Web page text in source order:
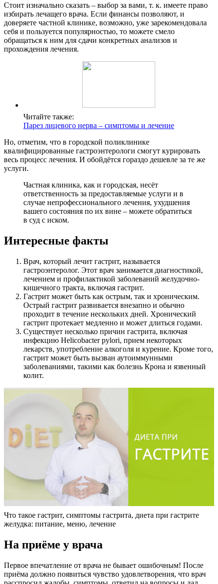
Стоит изначально сказать – выбор за вами, т. к. имеете право
избирать лечащего врача. Если финансы позволяют, и
доверяете частной клинике, возможно, уже зарекомендовала
себя и пользуется популярностью, то можете смело
обращаться к ним для сдачи конкретных анализов и
прохождения лечения.
Читайте также:
Парез лицевого нерва – симптомы и лечение
Но, отметим, что в городской поликлинике
квалифицированные гастроэнтерологи смогут курировать
весь процесс лечения. И обойдётся гораздо дешевле за те же
услуги.
Частная клиника, как и городская, несёт
ответственность за предоставляемые услуги и в
случае непрофессионального лечения, ухудшения
вашего состояния по их вине – можете обратиться
в суд с иском.
Интересные факты
Врач, который лечит гастрит, называется
гастроэнтеролог. Этот врач занимается диагностикой,
лечением и профилактикой заболеваний желудочно-
кишечного тракта, включая гастрит.
Гастрит может быть как острым, так и хроническим.
Острый гастрит развивается внезапно и обычно
проходит в течение нескольких дней. Хронический
гастрит протекает медленно и может длиться годами.
Существует несколько причин гастрита, включая
инфекцию Helicobacter pylori, прием некоторых
лекарств, употребление алкоголя и курение. Кроме того,
гастрит может быть вызван аутоиммунными
заболеваниями, такими как болезнь Крона и язвенный
колит.
Что такое гастрит, симптомы гастрита, диета при гастрите
желудка: питание, меню, лечение
На приёме у врача
Первое впечатление от врача не бывает ошибочным! После
приёма должно появиться чувство удовлетворения, что врач